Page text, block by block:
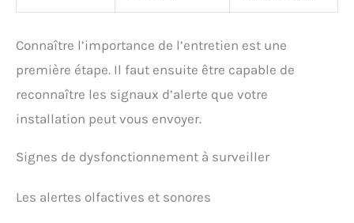
Connaître l’importance de l’entretien est une
première étape. Il faut ensuite être capable de
reconnaître les signaux d’alerte que votre
installation peut vous envoyer.
Signes de dysfonctionnement à surveiller
Les alertes olfactives et sonores